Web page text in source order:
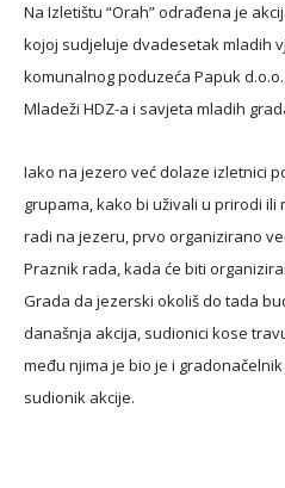
Na Izletištu “Orah” odrađena je
kojoj sudjeluje dvadesetak mladih
komunalnog poduzeća Papuk
Mladeži HDZ-a i savjeta mladih
Iako na jezero već dolaze izletnici
grupama, kako bi uživali u prirodi ili
radi na jezeru, prvo organizirano
Praznik rada, kada će biti
Grada da jezerski okoliš do tada
današnja akcija, sudionici kose
među njima je bio je i
sudionik akcije.